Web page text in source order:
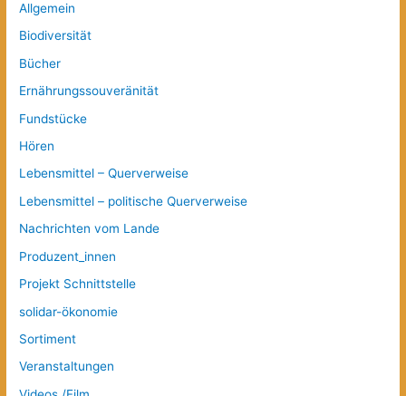
Allgemein
Biodiversität
Bücher
Ernährungssouveränität
Fundstücke
Hören
Lebensmittel – Querverweise
Lebensmittel – politische Querverweise
Nachrichten vom Lande
Produzent_innen
Projekt Schnittstelle
solidar-ökonomie
Sortiment
Veranstaltungen